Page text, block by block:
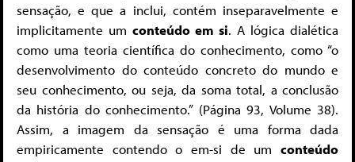
sensação, e que a inclui, contém inseparavelmente e
implicitamente um conteúdo em si. A lógica dialética
como uma teoria científica do conhecimento, como “o
desenvolvimento do conteúdo concreto do mundo e
seu conhecimento, ou seja, da soma total, a conclusão
da história do conhecimento.” (Página 93, Volume 38).
Assim, a imagem da sensação é uma forma dada
empiricamente contendo o em-si de um conteúdo